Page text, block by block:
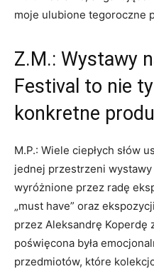
moje ulubione tegoroczne
Z.M.: Wystawy
Festival to nie
konkretne
M.P.: Wiele ciepłych słów
jednej przestrzeni
wyróżnione przez radę
„must have” oraz
przez Aleksandrę Koperdę
poświęcona była
przedmiotów, które